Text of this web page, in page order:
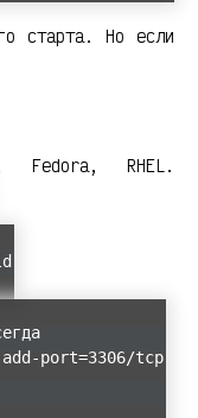
старта. Но если
Fedora, RHEL.
port=3306/tcp